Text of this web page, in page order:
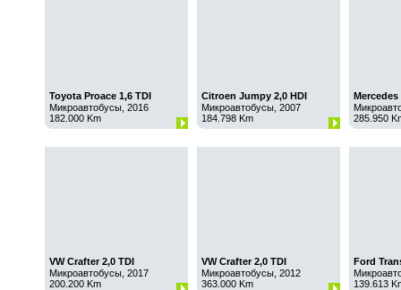
Toyota Proace 1,6 TDI
Микроавтобусы, 2016
182.000 Km
Citroen Jumpy 2,0 HDI
Микроавтобусы, 2007
184.798 Km
Mercedes
285.950
VW Crafter 2,0 TDI
Микроавтобусы, 2017
200.200 Km
VW Crafter 2,0 TDI
Микроавтобусы, 2012
363.000 Km
Ford
139.613